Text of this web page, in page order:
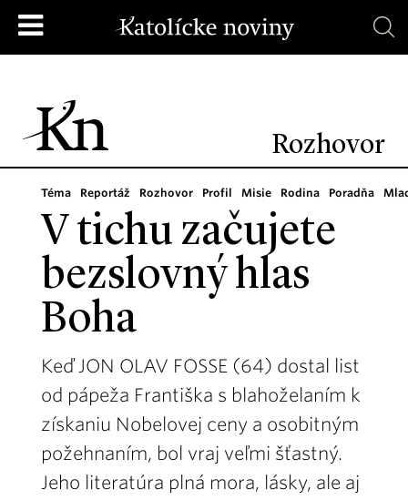
Rozhovor
Téma Reportáž Rozhovor Profil Misie Rodina Poradňa
V tichu začujete
bezslovný hlas
Boha
Keď JON OLAV FOSSE (64) dostal list
od pápeža Františka s blahoželaním k
získaniu Nobelovej ceny a osobitným
požehnaním, bol vraj veľmi šťastný.
Jeho literatúra plná mora, lásky, ale aj